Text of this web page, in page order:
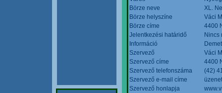
Börze neve
XL.
Börze helyszíne
Váci
Börze címe
4400
Jelentkezési határidő
Nincs
Információ
Szervező
Váci
Szervező címe
4400
Szervező telefonszáma
(42)
Szervező e-mail címe
Szervező honlapja